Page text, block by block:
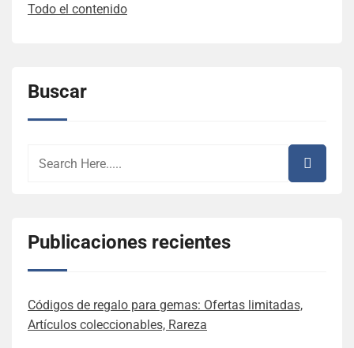
Todo el contenido
Buscar
Publicaciones recientes
Códigos de regalo para gemas: Ofertas limitadas,
Artículos coleccionables, Rareza